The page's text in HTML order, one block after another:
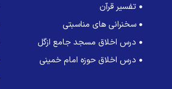
تفسیر قرآن
سخنرانی های مناسبتی
درس اخلاق مسجد جامع ازگل
درس اخلاق حوزه امام خمینی